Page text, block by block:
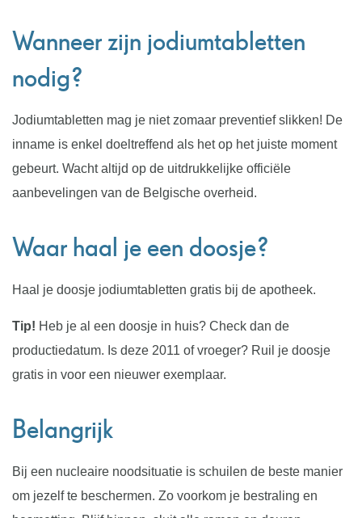
Wanneer zijn jodiumtabletten
nodig?
Jodiumtabletten mag je niet zomaar preventief slikken! De
inname is enkel doeltreffend als het op het juiste moment
gebeurt. Wacht altijd op de uitdrukkelijke officiële
aanbevelingen van de Belgische overheid.
Waar haal je een doosje?
Haal je doosje jodiumtabletten gratis bij de apotheek.
Tip! Heb je al een doosje in huis? Check dan de
productiedatum. Is deze 2011 of vroeger? Ruil je doosje
gratis in voor een nieuwer exemplaar.
Belangrijk
Bij een nucleaire noodsituatie is schuilen de beste manier
om jezelf te beschermen. Zo voorkom je bestraling en